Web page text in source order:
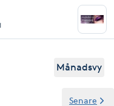
Månadsvy
Senare